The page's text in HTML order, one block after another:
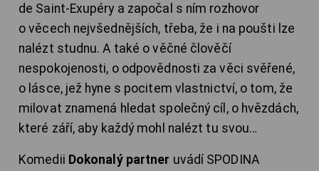
de Saint-Exupéry a započal s ním rozhovor
o věcech nejvšednějších, třeba, že i na poušti lze
nalézt studnu. A také o věčné člověčí
nespokojenosti, o odpovědnosti za věci svěřené,
o lásce, jež hyne s pocitem vlastnictví, o tom, že
milovat znamená hledat společný cíl, o hvězdách,
které září, aby každý mohl nalézt tu svou…
Komedii Dokonalý partner uvádí SPODINA